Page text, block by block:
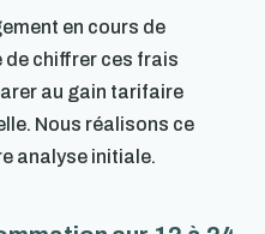
en cours de
chiffrer ces frais
au gain tarifaire
Nous réalisons ce
analyse initiale.